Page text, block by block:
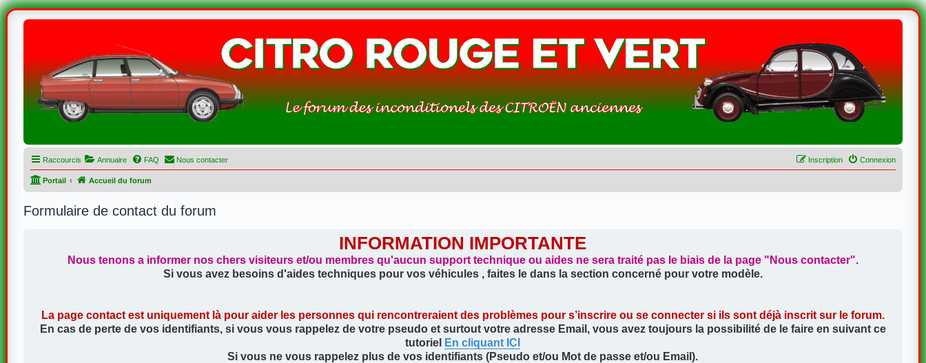
Raccourcis Annuaire FAQ Nous contacter Connexion
Inscription
Portail Accueil du forum
Formulaire de contact du forum
INFORMATION IMPORTANTE
Nous tenons a informer nos chers visiteurs et/ou membres qu'aucun support technique ou aides ne sera traité pas le biais de la page "Nous contacter".
Si vous avez besoins d'aides techniques pour vos véhicules , faites le dans la section concerné pour votre modèle.
La page contact est uniquement là pour aider les personnes qui rencontreraient des problèmes pour s’inscrire ou se connecter si ils sont déjà inscrit sur le forum.
En cas de perte de vos identifiants, si vous vous rappelez de votre pseudo et surtout votre adresse Email, vous avez toujours la possibilité de le faire en suivant ce
tutoriel En cliquant ICI
Si vous ne vous rappelez plus de vos identifiants (Pseudo et/ou Mot de passe et/ou Email).